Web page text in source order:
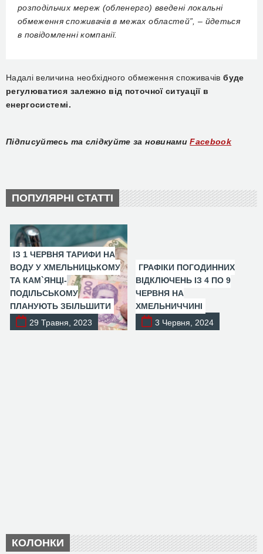
розподільчих мереж (обленерго) введені локальні
обмеження споживачів в межах областей”, – йдеться
в повідомленні компанії.
Надалі величина необхідного обмеження споживачівбуде
регулюватися залежно від поточної ситуації в
енергосистемі.
Підписуйтесь та слідкуйте за новинами Facebook
ПОПУЛЯРНІ СТАТТІ
ІЗ 1 ЧЕРВНЯ ТАРИФИ НА
ВОДУ У ХМЕЛЬНИЦЬКОМУ
ТА КАМ`ЯНЦІ-
ПОДІЛЬСЬКОМУ
ПЛАНУЮТЬ ЗБІЛЬШИТИ
29 Травня, 2023
ГРАФІКИ ПОГОДИННИХ
ВІДКЛЮЧЕНЬ ІЗ 4 ПО 9
ЧЕРВНЯ НА
ХМЕЛЬНИЧЧИНІ
3 Червня, 2024
КОЛОНКИ